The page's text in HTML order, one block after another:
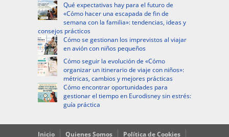
Qué expectativas hay para el futuro de
«Cómo hacer una escapada de fin de
semana con la familia»: tendencias, ideas y
consejos prácticos
Cómo se gestionan los imprevistos al viajar
en avión con niños pequeños
Cómo seguir la evolución de «Cómo
organizar un itinerario de viaje con niños»:
métricas, cambios y mejores prácticas
Cómo encontrar oportunidades para
gestionar el tiempo en Eurodisney sin estrés:
guía práctica
Inicio Quienes Somos Política de Cookies